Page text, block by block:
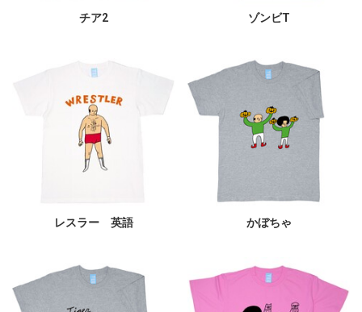
チア2 ゾンビT
レスラー 英語 かぼちゃ